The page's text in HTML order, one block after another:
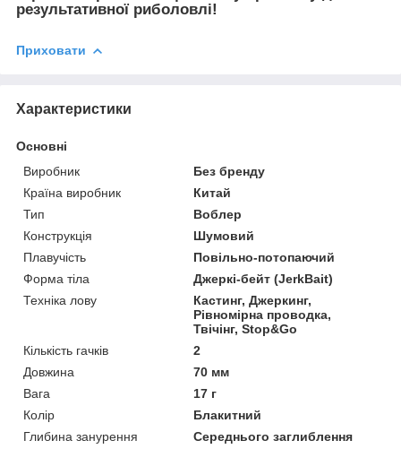
результативної риболовлі!
Приховати
Характеристики
Основні
Виробник
Без бренду
Країна виробник
Китай
Тип
Воблер
Конструкція
Шумовий
Плавучість
Повільно-потопаючий
Форма тіла
Джеркі-бейт (JerkBait)
Техніка лову
Кастинг, Джеркинг,
Рівномірна проводка,
Твічінг, Stop&Go
Кількість гачків
2
Довжина
70 мм
Вага
17 г
Колір
Блакитний
Глибина занурення
Середнього заглиблення